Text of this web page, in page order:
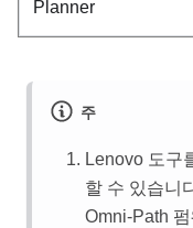
Planner
주
Lenovo 도구
할 수 있습니
Omni-Path